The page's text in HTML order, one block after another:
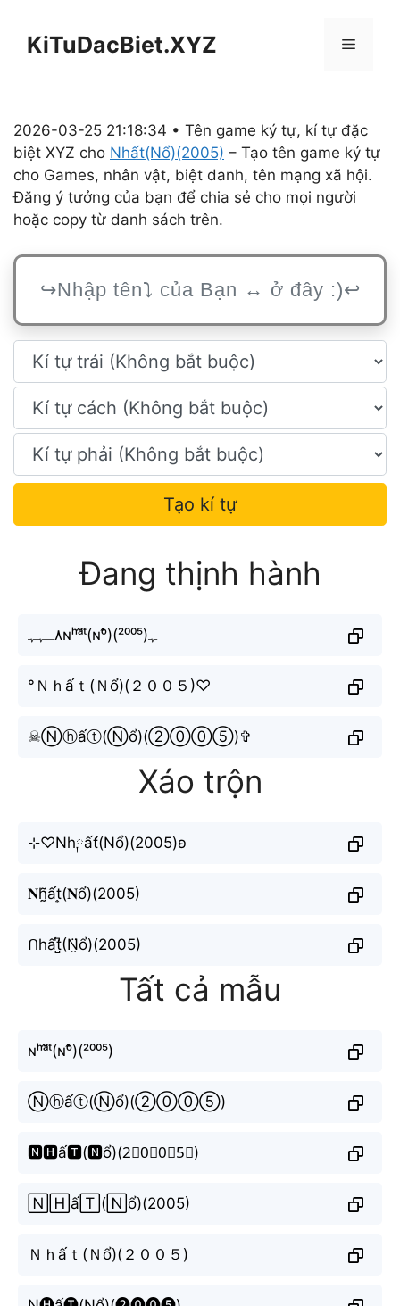
KiTuDacBiet.XYZ Menu
2026-03-25 21:18:34 • Tên game ký tự, kí tự đặc
biệt XYZ cho Nhất(Nổ)(2005) – Tạo tên game ký tự
cho Games, nhân vật, biệt danh, tên mạng xã hội.
Đăng ý tưởng của bạn để chia sẻ cho mọi người
hoặc copy từ danh sách trên.
Tạo kí tự
Đang thịnh hành
٨ـﮩﮩɴʰᵃ̂́ᵗ(ɴᵒ̂̉)(²⁰⁰⁵)ﮩ
°Ｎｈấｔ(Ｎổ)(２００５)♡
☠︎︎Ⓝⓗấⓣ(Ⓝổ)(②⓪⓪⑤)✞︎
Xáo trộn
⊹♡Nh༙ất́(Nổ)(2005)ʚ
𝐍h̰̃ất͎(𝐍ổ)(2005)
ᑎhất̺͆(N̤̈ổ)(2005)
Tất cả mẫu
ɴʰᵃ̂́ᵗ(ɴᵒ̂̉)(²⁰⁰⁵)
Ⓝⓗấⓣ(Ⓝổ)(②⓪⓪⑤)
🅽🅷ấ🆃(🅽ổ)(2⃣0⃣0⃣5⃣)
🄽🄷ấ🅃(🄽ổ)(2005)
Ｎｈấｔ(Ｎổ)(２００５)